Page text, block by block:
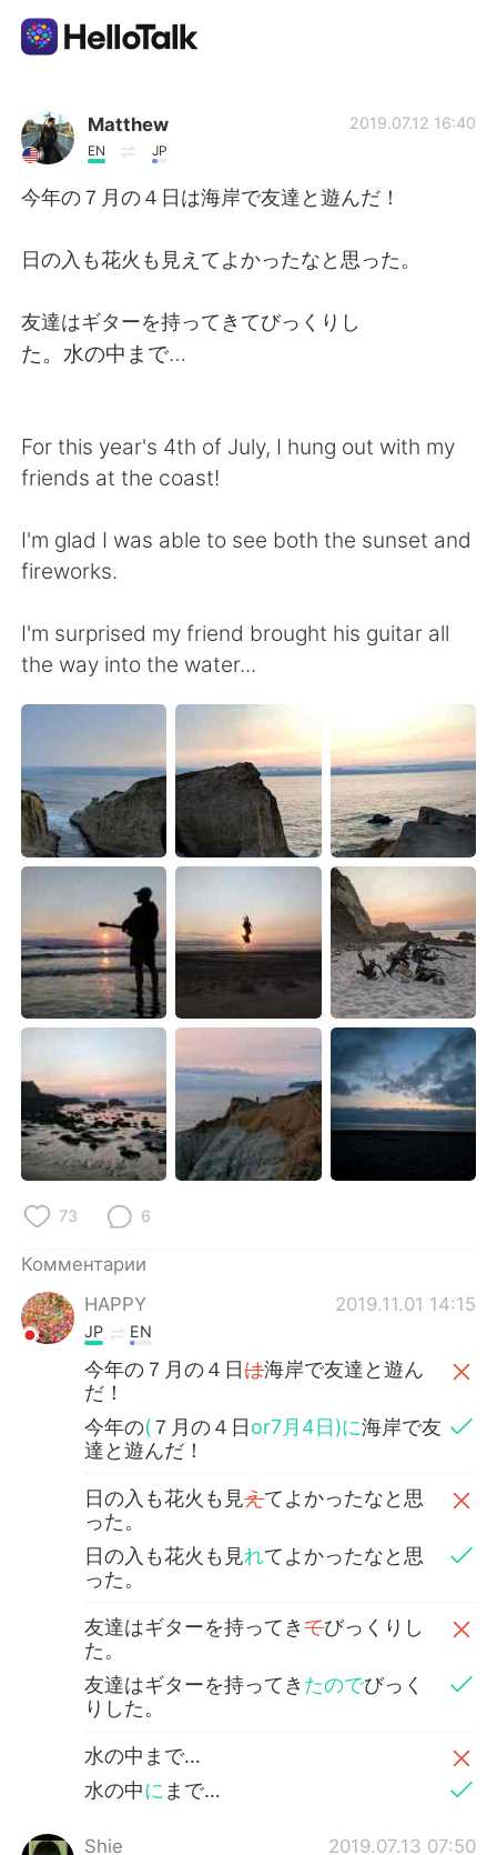
Приложение для Языкового Обмена
AI Grammar Checker
English 简体中文
العربية Français
한국어
Türkçe Tiếng Việt
Matthew
EN JP
2019.07.12 16:40
今年の７月の４日は海岸で友達と遊んだ！
日の入も花火も見えてよかったなと思った。
友達はギターを持ってきてびっくりし
た。水の中まで…
For this year's 4th of July, I hung out with my
friends at the coast!
I'm glad I was able to see both the sunset and
fireworks.
I'm surprised my friend brought his guitar all
the way into the water...
73 6
Комментарии
HAPPY
2019.11.01 14:15
JP EN
今年の７月の４日は海岸で友達と遊ん
だ！
今年の( ７月の４日or7月4日)に海岸で友
達と遊んだ！
日の入も花火も見えてよかったなと思
った。
日の入も花火も見れてよかったなと思
った。
友達はギターを持ってきてびっくりし
た。
友達はギターを持ってき たのでびっく
りした。
水の中まで…
水の中にまで…
Shie 2019.07.13 07:50